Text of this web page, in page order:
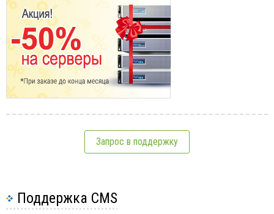
Запрос в поддержку
Поддержка CMS